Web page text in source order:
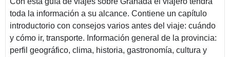
toda la información a su alcance. Contiene un capítulo
introductorio con consejos varios antes del viaje: cuándo
y cómo ir, transporte. Información general de la provincia:
perfil geográfico, clima, historia, gastronomía, cultura y